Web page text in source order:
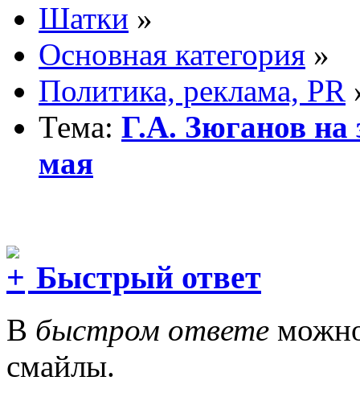
Шатки »
Основная категория »
Политика, реклама, PR
Тема: Г.А. Зюганов на
мая
Быстрый ответ
В быстром ответе
смайлы.